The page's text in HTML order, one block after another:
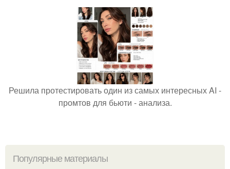
Решила протестировать один из самых интересных AI -
промтов для бьюти - анализа.
Популярные материалы